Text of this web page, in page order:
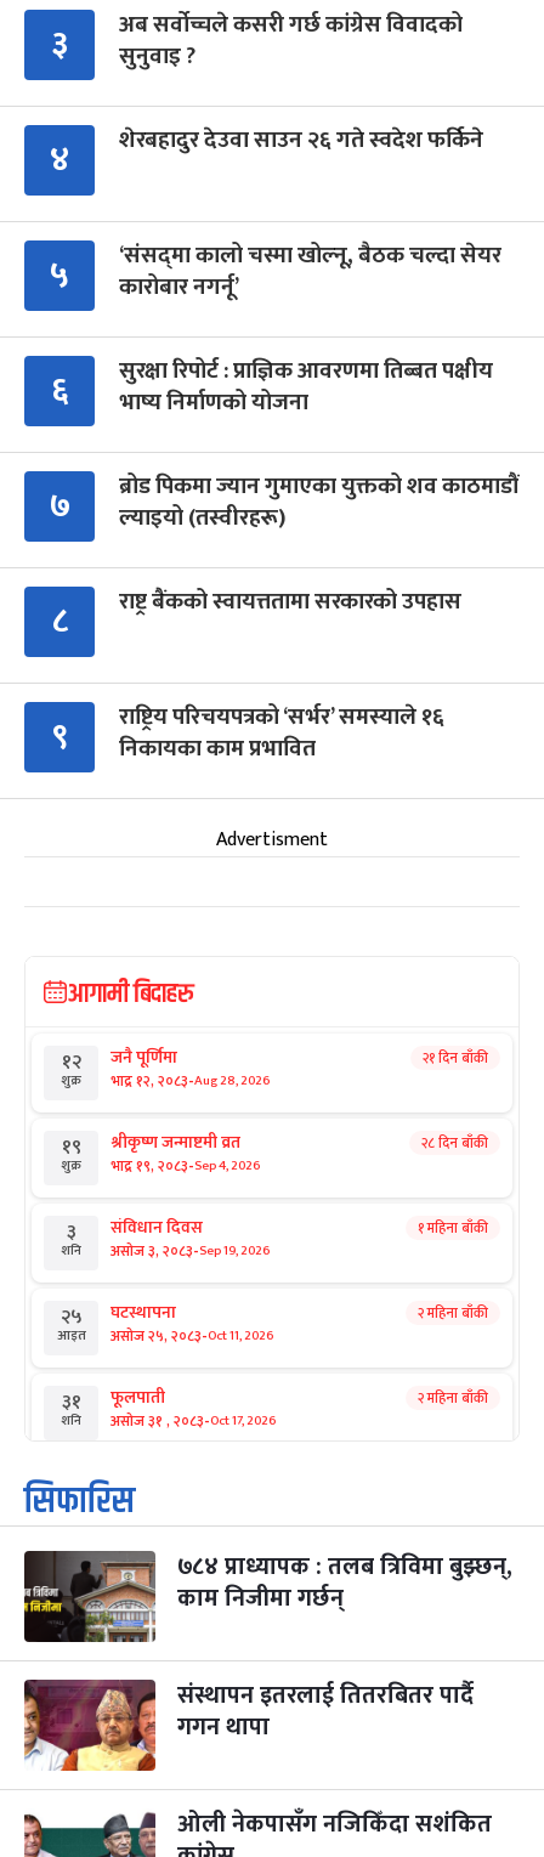
३
अब सर्वोच्चले कसरी गर्छ कांग्रेस विवादको
सुनुवाइ ?
४ शेरबहादुर देउवा साउन २६ गते स्वदेश फर्किने
५
‘संसद्‍मा कालो चस्मा खोल्नू, बैठक चल्दा सेयर
कारोबार नगर्नू’
६
सुरक्षा रिपोर्ट : प्राज्ञिक आवरणमा तिब्बत पक्षीय
भाष्य निर्माणको योजना
७
ब्रोड पिकमा ज्यान गुमाएका युक्तको शव काठमाडौं
ल्याइयो (तस्वीरहरू)
८ राष्ट्र बैंकको स्वायत्ततामा सरकारको उपहास
९
राष्ट्रिय परिचयपत्रको ‘सर्भर’ समस्याले १६
निकायका काम प्रभावित
Advertisment
आगामी बिदाहरु
१२
शुक्र
जनै पूर्णिमा
भाद्र १२, २०८३-Aug 28, 2026
२१ दिन बाँकी
१९
शुक्र
श्रीकृष्ण जन्माष्टमी व्रत
भाद्र १९, २०८३-Sep 4, 2026
२८ दिन बाँकी
३
शनि
संविधान दिवस
असोज ३, २०८३-Sep 19, 2026
१ महिना बाँकी
२५
आइत
घटस्थापना
असोज २५, २०८३-Oct 11, 2026
२ महिना बाँकी
३१
शनि
फूलपाती
असोज ३१ , २०८३-Oct 17, 2026
२ महिना बाँकी
१
आइत
कार्तिक सङ्क्रान्ति
कार्तिक १, २०८३
३
मंगल
महानवमी
कार्तिक ३, २०८३-Oct 20, 2026
२ महिना बाँकी
४
बुध कार्तिक ४, २०८३
५
बिहि
पापा‌ङ्कुशा एकादशी व्रत
कार्तिक ५, २०८३
२२ कुकुर तिहार
कार्तिक २२, २०८३-Nov 8, 2026
३ महिना बाँकी
सिफारिस
७८४ प्राध्यापक : तलब त्रिविमा बुझ्छन्,
काम निजीमा गर्छन्
संस्थापन इतरलाई तितरबितर पार्दै
गगन थापा
ओली नेकपासँग नजिकिँदा सशंकित